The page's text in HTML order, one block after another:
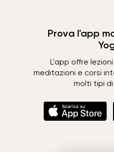
Prova l'app
L'app offre
meditazioni e corsi
molti tipi